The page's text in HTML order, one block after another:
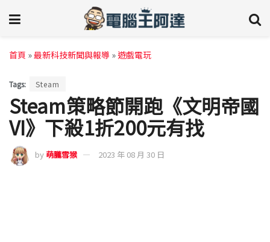
首頁 »最新科技新聞與報導 »遊戲電玩
Tags: Steam
Steam策略節開跑《文明帝國
VI》下殺1折200元有找
by 萌朧雪猴 2023 年 08 月 30 日